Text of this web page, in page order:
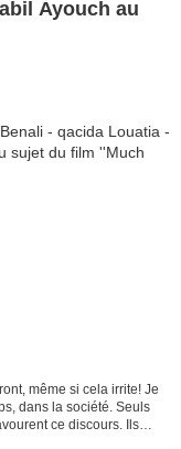
Ayouch au
même si cela irrite! Je
dans la société. Seuls
ce discours. Ils